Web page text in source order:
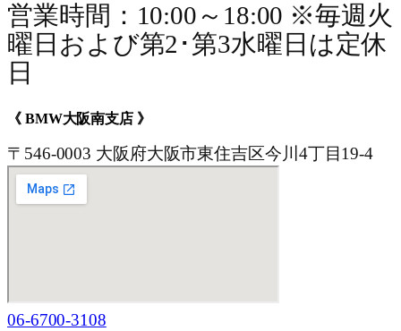
営業時間：10:00～18:00 ※毎週火
曜日および第2･第3水曜日は定休
日
《 BMW大阪南支店 》
〒546-0003 大阪府大阪市東住吉区今川4丁目19-4
06-6700-3108